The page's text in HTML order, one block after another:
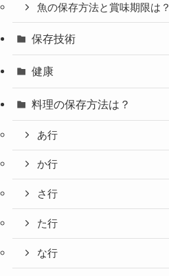
魚の保存方法と賞味期限は？
保存技術
健康
料理の保存方法は？
あ行
か行
さ行
た行
な行